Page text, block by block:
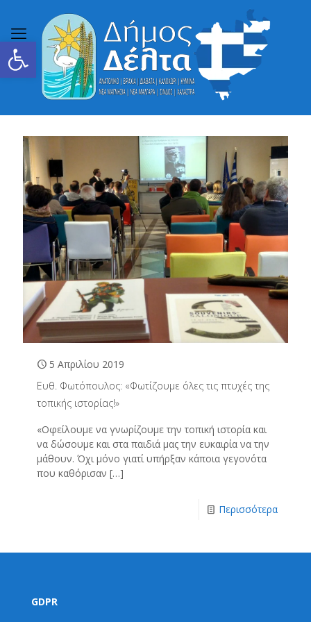
Ανοίξτε τη γραμμή εργαλείων
5 Απριλίου 2019
Ευθ. Φωτόπουλος: «Φωτίζουμε όλες τις πτυχές της
τοπικής ιστορίας!»
«Οφείλουμε να γνωρίζουμε την τοπική ιστορία και
να δώσουμε και στα παιδιά μας την ευκαιρία να την
μάθουν. Όχι μόνο γιατί υπήρξαν κάποια γεγονότα
που καθόρισαν […]
Περισσότερα
GDPR